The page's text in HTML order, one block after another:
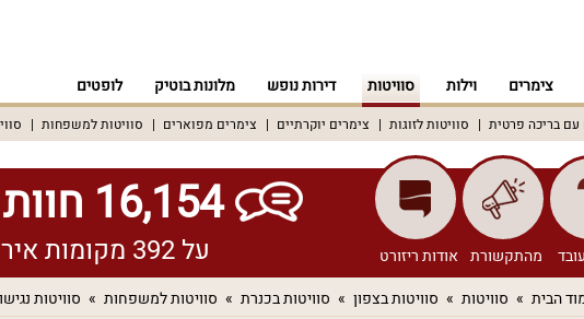
צימרים וילות סוויטות דירות נופש מלונות בוטיק לופטים
עם בריכה פרטית סוויטות לזוגות צימרים יוקרתיים צימרים מפוארים סוויטות למשפחות
מהתקשורת אודות ריזורט
16,154 חוות דעת אמיתיות!
על 392 מקומות אירוח שונים ברחבי הארץ
הבית סוויטות סוויטות בצפון סוויטות בכנרת סוויטות למשפחות סוויטות